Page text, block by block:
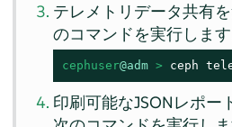
テレメトリデータ共有
のコマンドを実行します
cephuser@adm > ceph
印刷可能なJSONレポー